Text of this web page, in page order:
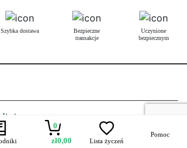
Szybka dostawa
Bezpieczne
transakcje
Uczynione
bezpiecznym
0
zł0,00 Lista życzeń
Pomoc